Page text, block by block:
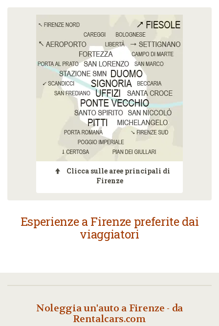
Clicca sulle aree principali di
Firenze
Esperienze a Firenze preferite dai
viaggiatori
Noleggia un'auto a Firenze - da
Rentalcars.com